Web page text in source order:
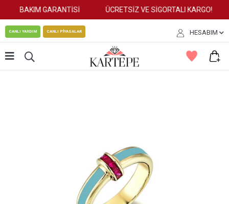
BAKIM GARANTİSİ ÜCRETSİZ VE SİGORTALI KARGO!
CANLI YARDIM CANLI PİYASALAR HESABIM